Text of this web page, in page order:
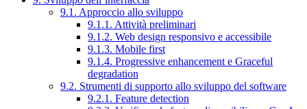
9.1. Approccio allo sviluppo
9.1.1. Attività preliminari
9.1.2. Web design responsivo e accessibile
9.1.3. Mobile first
9.1.4. Progressive enhancement e Graceful
degradation
9.2. Strumenti di supporto allo sviluppo del software
9.2.1. Feature detection